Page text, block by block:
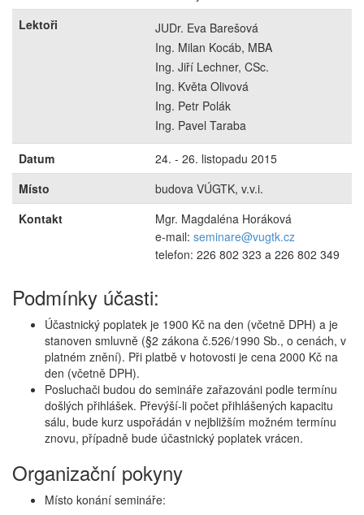
Lektoři
JUDr. Eva Barešová
Ing. Milan Kocáb, MBA
Ing. Jiří Lechner, CSc.
Ing. Květa Olivová
Ing. Petr Polák
Ing. Pavel Taraba
Datum
24. - 26. listopadu 2015
Místo
budova VÚGTK, v.v.i.
Kontakt
Mgr. Magdaléna Horáková
e-mail: seminare@vugtk.cz
telefon: 226 802 323 a 226 802 349
Podmínky účasti:
Účastnický poplatek je 1900 Kč na den (včetně DPH) a je
stanoven smluvně (§2 zákona č.526/1990 Sb., o cenách, v
platném znění). Při platbě v hotovosti je cena 2000 Kč na
den (včetně DPH).
Posluchači budou do semináře zařazováni podle termínu
došlých přihlášek. Převýší-li počet přihlášených kapacitu
sálu, bude kurz uspořádán v nejbližším možném termínu
znovu, případně bude účastnický poplatek vrácen.
Organizační pokyny
Místo konání semináře: